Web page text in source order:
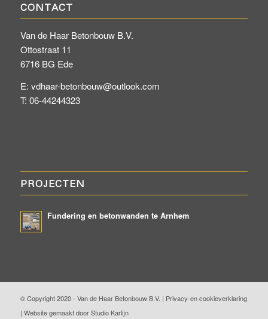
CONTACT
Van de Haar Betonbouw B.V.
Ottostraat 11
6716 BG Ede
E: vdhaar-betonbouw@outlook.com
T: 06-44244323
PROJECTEN
Fundering en betonwanden te Arnhem
© Copyright 2020 - Van de Haar Betonbouw B.V. | Privacy-en cookieverklaring
| Website gemaakt door Studio Karlijn